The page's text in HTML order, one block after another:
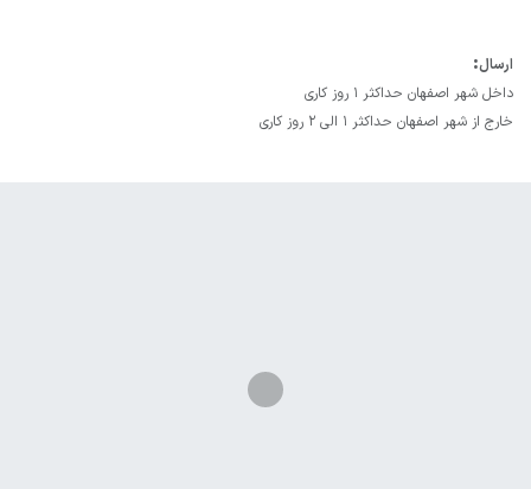
ارسال:
داخل شهر اصفهان حداکثر 1 روز کاری
خارج از شهر اصفهان حداکثر 1 الی 2 روز کاری